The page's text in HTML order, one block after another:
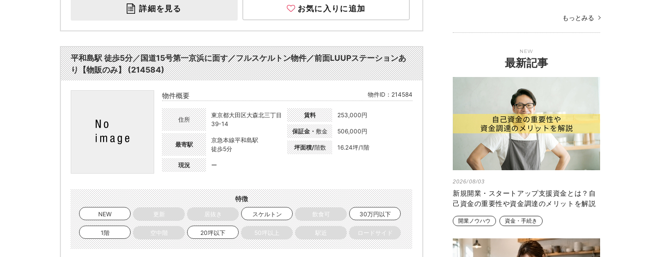
詳細を見る お気に入りに追加
平和島駅 徒歩5分／国道15号第一京浜に面す／フルスケルトン物件／前面LUUPステーションあ
り【物販のみ】 (214584)
物件概要 物件ID：214584
住所
東京都大田区大森北三丁目
39-14
最寄駅
京急本線平和島駅
徒歩5分
現況 ー
賃料 253,000円
保証金・敷金 506,000円
坪面積/階数 16.24坪/1階
特徴
NEW 更新 居抜き スケルトン 飲食可 30万円以下
1階 空中階 20坪以下 50坪以上 駅近 ロードサイド
もっとみる
NEW
最新記事
2026/08/03
新規開業・スタートアップ支援資金とは？自
己資金の重要性や資金調達のメリットを解説
開業ノウハウ 資金・手続き